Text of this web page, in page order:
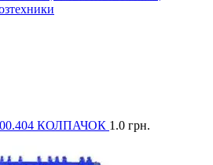
КОЛПАЧОК 1.0 грн.